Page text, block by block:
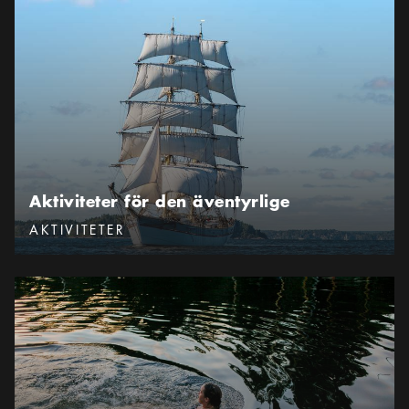
Aktiviteter för den äventyrlige
Aktiviteter för den äventyrlige
Kategorier:
AKTIVITETER
Bada i Stockholm